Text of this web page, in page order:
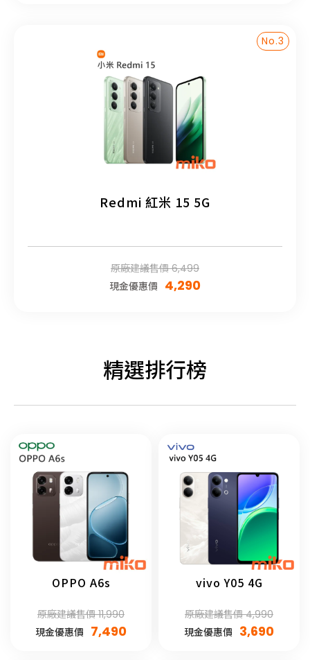
Redmi 紅米 15 5G
原廠建議售價 6,499
現金優惠價 4,290
No.3
精選排行榜
OPPO A6s
原廠建議售價 11,990
現金優惠價 7,490
vivo Y05 4G
原廠建議售價 4,990
現金優惠價 3,690